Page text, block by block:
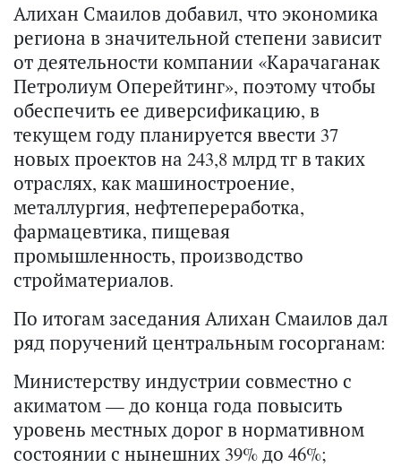
Алихан Смаилов добавил, что экономика
региона в значительной степени зависит
от деятельности компании «Карачаганак
Петролиум Оперейтинг», поэтому чтобы
обеспечить ее диверсификацию, в
текущем году планируется ввести 37
новых проектов на 243,8 млрд тг в таких
отраслях, как машиностроение,
металлургия, нефтепереработка,
фармацевтика, пищевая
промышленность, производство
стройматериалов.
По итогам заседания Алихан Смаилов дал
ряд поручений центральным госорганам:
Министерству индустрии совместно с
акиматом — до конца года повысить
уровень местных дорог в нормативном
состоянии с нынешних 39% до 46%;